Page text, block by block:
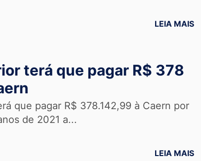
LEIA MAIS
terá que pagar R$ 378
que pagar R$ 378.142,99 à Caern por
de 2021 a...
LEIA MAIS